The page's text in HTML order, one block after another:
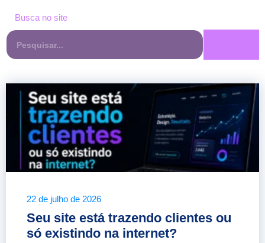
Busca no site
22 de julho de 2026
Seu site está trazendo clientes ou
só existindo na internet?